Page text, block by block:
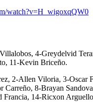
watch?v=H_wigoxqQW0
4-Greydelvid
11-Kevin Briceño.
2-Allen Viloria, 3-Oscar
Carreño, 8-Brayan
Francia, 14-Ricxon